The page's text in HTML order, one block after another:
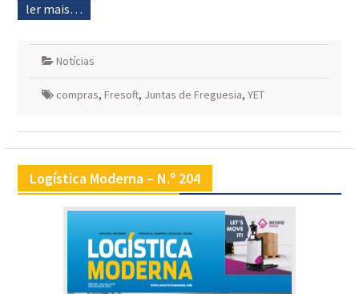
ler mais…
Notícias
compras, Fresoft, Juntas de Freguesia, YET
Logística Moderna – N.º 204